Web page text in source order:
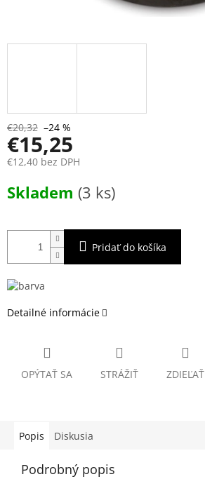
€20,32 –24 %
€15,25
€12,40 bez DPH
cena:
Skladem (3 ks)
Pridať do košíka
Detailné informácie
OPÝTAŤ SA STRÁŽIŤ ZDIEĽAŤ
Popis Diskusia
Podrobný popis